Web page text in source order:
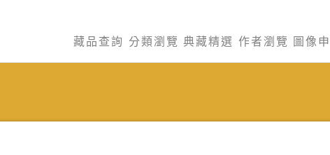
藏品查詢 分類瀏覽 典藏精選 作者瀏覽 圖像